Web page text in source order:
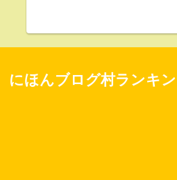
にほんブログ村ランキ